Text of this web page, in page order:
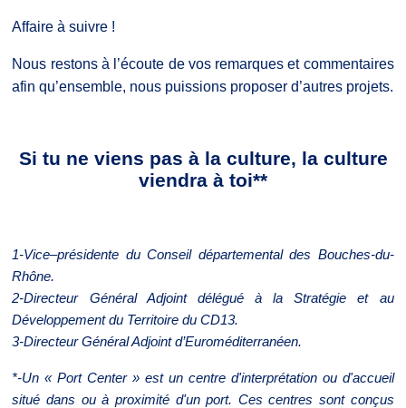
Affaire à suivre !
Nous restons à l’écoute de vos remarques et commentaires
afin qu’ensemble, nous puissions proposer d’autres projets.
Si tu ne viens pas à la culture, la culture
viendra à toi**
1-Vice–présidente du Conseil départemental des Bouches-du-
Rhône.
2-Directeur Général Adjoint délégué à la Stratégie et au
Développement du Territoire du CD13.
3-Directeur Général Adjoint d’Euroméditerranéen.
*-Un « Port Center » est un centre d'interprétation ou d'accueil
situé dans ou à proximité d'un port. Ces centres sont conçus